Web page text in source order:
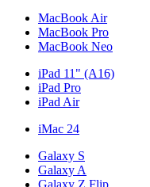
MacBook Air
MacBook Pro
MacBook Neo
iPad 11" (A16)
iPad Pro
iPad Air
iMac 24
Galaxy S
Galaxy A
Galaxy Z Flip